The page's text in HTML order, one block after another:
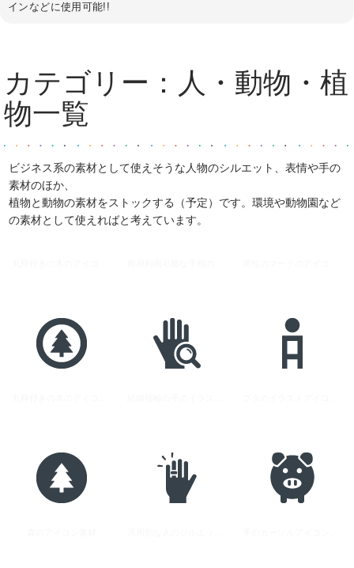
インなどに使用可能!!
カテゴリー： 人・動物・植
物一覧
ビジネス系の素材として使えそうな人物のシルエット、表情や手の
素材のほか、
植物と動物の素材をストックする（予定）です。環境や動物園など
の素材として使えればと考えています。